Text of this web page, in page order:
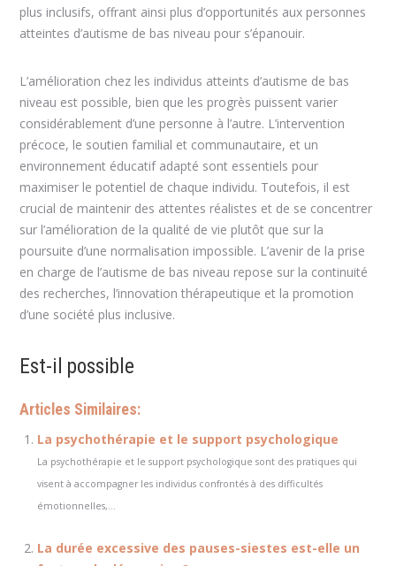
plus inclusifs, offrant ainsi plus d’opportunités aux personnes
atteintes d’autisme de bas niveau pour s’épanouir.
L’amélioration chez les individus atteints d’autisme de bas
niveau est possible, bien que les progrès puissent varier
considérablement d’une personne à l’autre. L’intervention
précoce, le soutien familial et communautaire, et un
environnement éducatif adapté sont essentiels pour
maximiser le potentiel de chaque individu. Toutefois, il est
crucial de maintenir des attentes réalistes et de se concentrer
sur l’amélioration de la qualité de vie plutôt que sur la
poursuite d’une normalisation impossible. L’avenir de la prise
en charge de l’autisme de bas niveau repose sur la continuité
des recherches, l’innovation thérapeutique et la promotion
d’une société plus inclusive.
Est-il possible
Articles Similaires:
La psychothérapie et le support psychologique
La psychothérapie et le support psychologique sont des pratiques qui
visent à accompagner les individus confrontés à des difficultés
émotionnelles,...
La durée excessive des pauses-siestes est-elle un